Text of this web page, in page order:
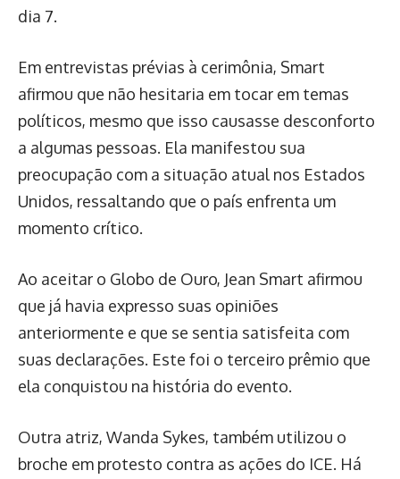
dia 7.
Em entrevistas prévias à cerimônia, Smart
afirmou que não hesitaria em tocar em temas
políticos, mesmo que isso causasse desconforto
a algumas pessoas. Ela manifestou sua
preocupação com a situação atual nos Estados
Unidos, ressaltando que o país enfrenta um
momento crítico.
Ao aceitar o Globo de Ouro, Jean Smart afirmou
que já havia expresso suas opiniões
anteriormente e que se sentia satisfeita com
suas declarações. Este foi o terceiro prêmio que
ela conquistou na história do evento.
Outra atriz, Wanda Sykes, também utilizou o
broche em protesto contra as ações do ICE. Há